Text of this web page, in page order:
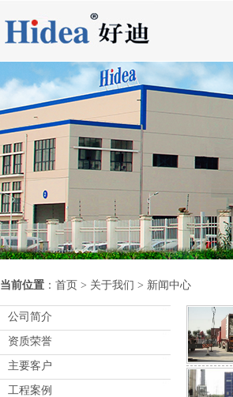
当前位置 ： 首页 > 关于我们 > 新闻中心
公司简介
资质荣誉
主要客户
工程案例